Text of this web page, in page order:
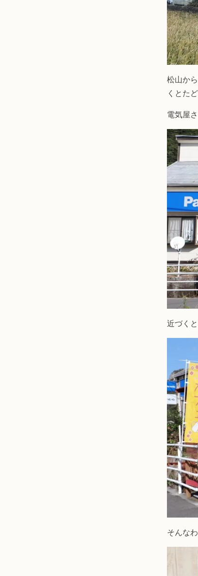
松山か
くとた
電気屋
近づく
そんな